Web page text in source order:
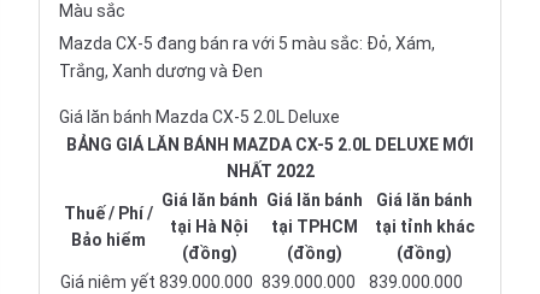
Màu sắc
Mazda CX-5 đang bán ra với 5 màu sắc: Đỏ, Xám,
Trắng, Xanh dương và Đen
Giá lăn bánh Mazda CX-5 2.0L Deluxe
BẢNG GIÁ LĂN BÁNH MAZDA CX-5 2.0L DELUXE MỚI
NHẤT 2022
Thuế / Phí /
Bảo hiểm
Giá lăn bánh
tại Hà Nội
(đồng)
Giá lăn bánh
tại TPHCM
(đồng)
Giá lăn bánh
tại tỉnh khác
(đồng)
Giá niêm yết 839.000.000 839.000.000
839.000.000